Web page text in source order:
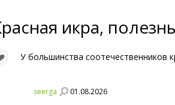
икра,
У большинства соотечественников
seerga 01.08.2026